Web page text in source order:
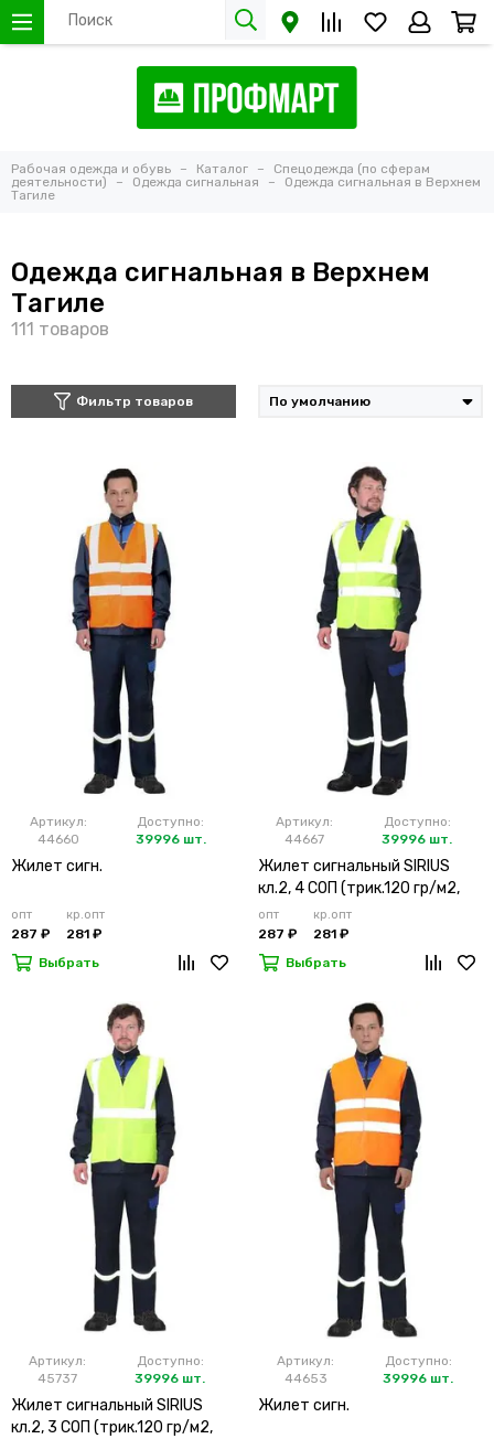
Рабочая одежда и обувь Каталог
Спецодежда (по сферам
деятельности)
Одежда сигнальная
Одежда сигнальная в Верхнем
Тагиле
Одежда сигнальная в Верхнем
Тагиле
Фильтр товаров
Артикул:
44660
Доступно:
39996 шт.
Жилет сигн.
опт
287 ₽
кр.опт
281 ₽
Выбрать
Артикул:
44667
Доступно:
39996 шт.
Жилет сигнальный SIRIUS
кл.2, 4 СОП (трик.120 гр/м2,
карманы) лимонный
опт
287 ₽
кр.опт
281 ₽
Выбрать
Артикул:
45737
Доступно:
39996 шт.
Жилет сигнальный SIRIUS
кл.2, 3 СОП (трик.120 гр/м2,
Артикул:
44653
Доступно:
39996 шт.
Жилет сигн.